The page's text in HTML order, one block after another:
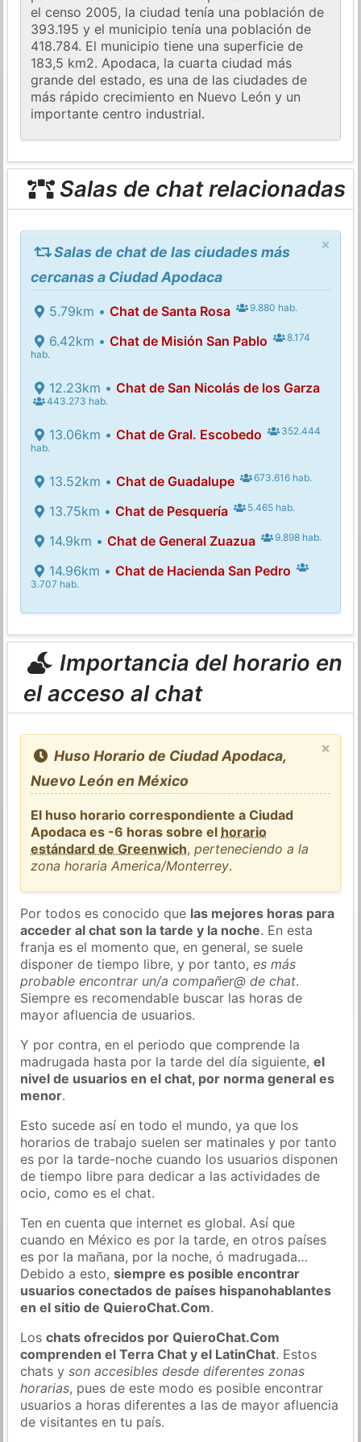
el censo 2005, la ciudad tenía una población de
393.195 y el municipio tenía una población de
418.784. El municipio tiene una superficie de
183,5 km2. Apodaca, la cuarta ciudad más
grande del estado, es una de las ciudades de
más rápido crecimiento en Nuevo León y un
importante centro industrial.
Salas de chat relacionadas
×
Salas de chat de las ciudades más
cercanas a Ciudad Apodaca
5.79km • Chat de Santa Rosa 9.880 hab.
6.42km • Chat de Misión San Pablo
8.174
hab.
12.23km • Chat de San Nicolás de los Garza
443.273 hab.
13.06km • Chat de Gral. Escobedo
352.444
hab.
13.52km • Chat de Guadalupe 673.616 hab.
13.75km • Chat de Pesquería 5.465 hab.
14.9km • Chat de General Zuazua 9.898 hab.
14.96km • Chat de Hacienda San Pedro
3.707 hab.
Importancia del horario en
el acceso al chat
×
Huso Horario de Ciudad Apodaca,
Nuevo León en México
El huso horario correspondiente a Ciudad
Apodaca es -6 horas sobre el horario
estándard de Greenwich,perteneciendo a la
zona horaria America/Monterrey.
Por todos es conocido que las mejores horas para
acceder al chat son la tarde y la noche. En esta
franja es el momento que, en general, se suele
disponer de tiempo libre, y por tanto,es más
probable encontrar un/a compañer@ de chat.
Siempre es recomendable buscar las horas de
mayor afluencia de usuarios.
Y por contra, en el periodo que comprende la
madrugada hasta por la tarde del día siguiente,el
nivel de usuarios en el chat, por norma general es
menor.
Esto sucede así en todo el mundo, ya que los
horarios de trabajo suelen ser matinales y por tanto
es por la tarde-noche cuando los usuarios disponen
de tiempo libre para dedicar a las actividades de
ocio, como es el chat.
Ten en cuenta que internet es global. Así que
cuando en México es por la tarde, en otros países
es por la mañana, por la noche, ó madrugada…
Debido a esto,siempre es posible encontrar
usuarios conectados de países hispanohablantes
en el sitio de QuieroChat.Com.
Loschats ofrecidos por QuieroChat.Com
comprenden el Terra Chat y el LatinChat. Estos
chats yson accesibles desde diferentes zonas
horarias, pues de este modo es posible encontrar
usuarios a horas diferentes a las de mayor afluencia
de visitantes en tu país.